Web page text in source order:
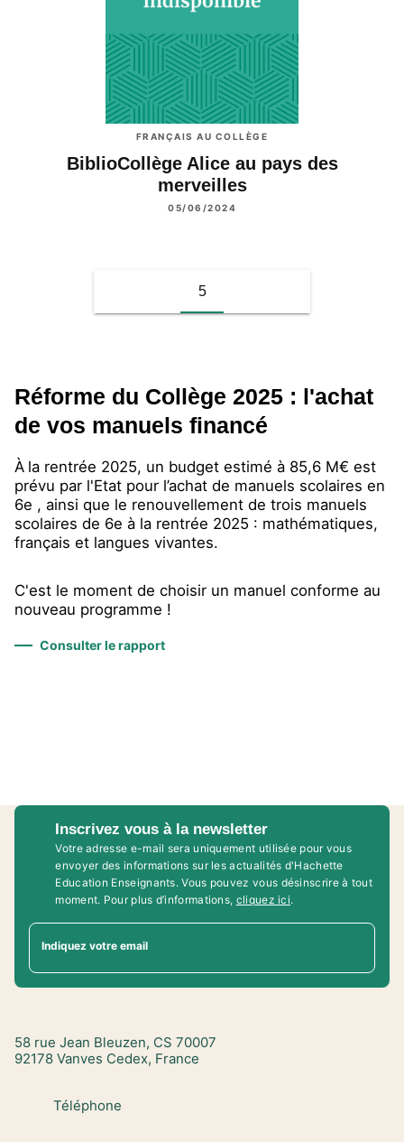
FRANÇAIS AU COLLÈGE
BiblioCollège Alice au pays des
merveilles
05/06/2024
5
Réforme du Collège 2025 : l'achat
de vos manuels financé
À la rentrée 2025, un budget estimé à 85,6 M€ est
prévu par l'Etat pour l’achat de manuels scolaires en
6e , ainsi que le renouvellement de trois manuels
scolaires de 6e à la rentrée 2025 : mathématiques,
français et langues vivantes.
C'est le moment de choisir un manuel conforme au
nouveau programme !
Consulter le rapport
Inscrivez vous à la newsletter
Votre adresse e-mail sera uniquement utilisée pour vous
envoyer des informations sur les actualités d'Hachette
Education Enseignants. Vous pouvez vous désinscrire à tout
moment. Pour plus d’informations, cliquez ici.
Indiquez votre email
58 rue Jean Bleuzen, CS 70007
92178 Vanves Cedex, France
Téléphone